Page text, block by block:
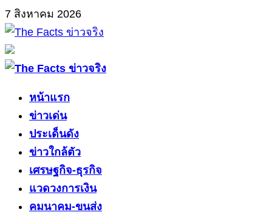
Skip
to
content
7 สิงหาคม 2026
Primary
หน้าแรก
ข่าวเด่น
ประเด็นดัง
ข่าวใกล้ตัว
เศรษฐกิจ-ธุรกิจ
แวดวงการเงิน
คมนาคม-ขนส่ง